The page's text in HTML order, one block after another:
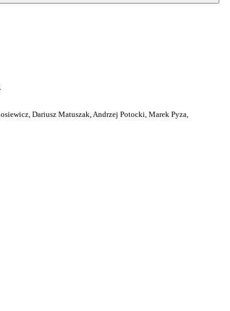
Dariusz Matuszak, Andrzej Potocki, Marek Pyza,